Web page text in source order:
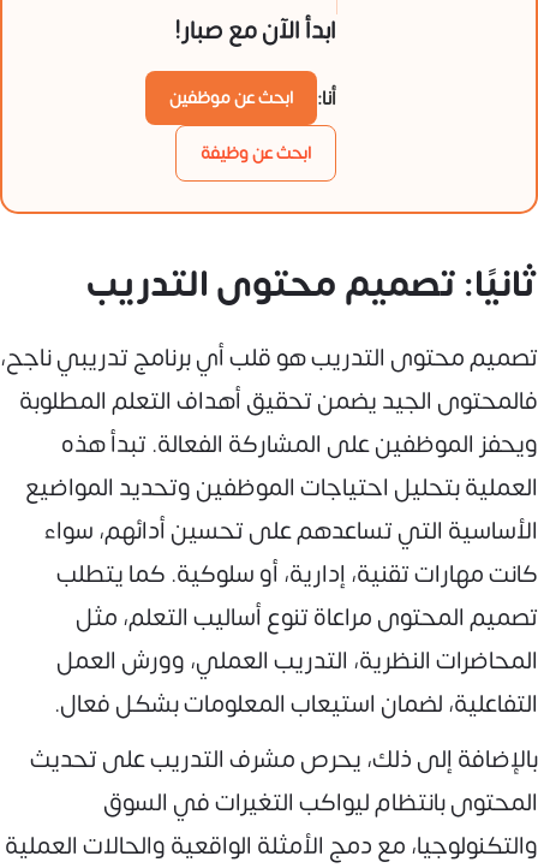
ابدأ الآن مع صبار!
أنا:
ابحث عن موظفين
ابحث عن وظيفة
ثانيًا: تصميم محتوى التدريب
تصميم محتوى التدريب هو قلب أي برنامج تدريبي ناجح،
فالمحتوى الجيد يضمن تحقيق أهداف التعلم المطلوبة
ويحفز الموظفين على المشاركة الفعالة. تبدأ هذه
العملية بتحليل احتياجات الموظفين وتحديد المواضيع
الأساسية التي تساعدهم على تحسين أدائهم، سواء
كانت مهارات تقنية، إدارية، أو سلوكية. كما يتطلب
تصميم المحتوى مراعاة تنوع أساليب التعلم، مثل
المحاضرات النظرية، التدريب العملي، وورش العمل
التفاعلية، لضمان استيعاب المعلومات بشكل فعال.
بالإضافة إلى ذلك، يحرص مشرف التدريب على تحديث
المحتوى بانتظام ليواكب التغيرات في السوق
والتكنولوجيا، مع دمج الأمثلة الواقعية والحالات العملية